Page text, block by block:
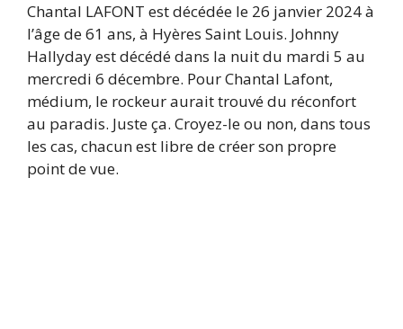
Chantal LAFONT est décédée le 26 janvier 2024 à
l’âge de 61 ans, à Hyères Saint Louis. Johnny
Hallyday est décédé dans la nuit du mardi 5 au
mercredi 6 décembre. Pour Chantal Lafont,
médium, le rockeur aurait trouvé du réconfort
au paradis. Juste ça. Croyez-le ou non, dans tous
les cas, chacun est libre de créer son propre
point de vue.